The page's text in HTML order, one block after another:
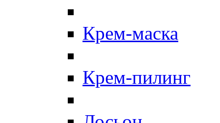
Крем-маска
Крем-пилинг